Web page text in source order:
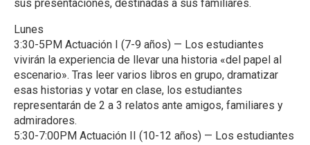
sus presentaciones, destinadas a sus familiares.
Lunes
3:30-5PM Actuación I (7-9 años) — Los estudiantes
vivirán la experiencia de llevar una historia «del papel al
escenario». Tras leer varios libros en grupo, dramatizar
esas historias y votar en clase, los estudiantes
representarán de 2 a 3 relatos ante amigos, familiares y
admiradores.
5:30-7:00PM Actuación II (10-12 años) — Los estudiantes